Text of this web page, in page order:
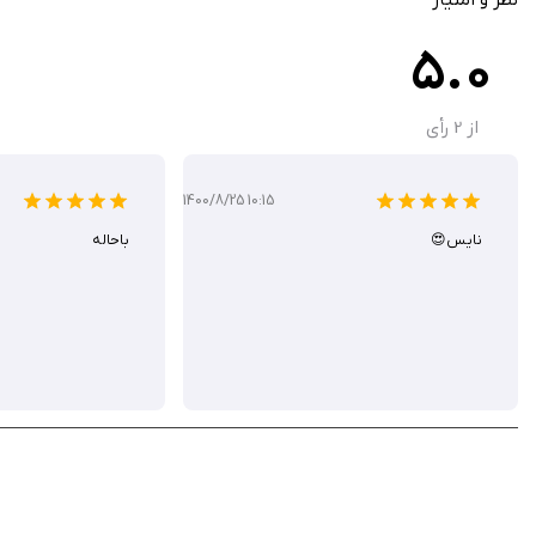
5.0
از 2 رأی
1400/8/25 10:15
نايس😍 باحاله